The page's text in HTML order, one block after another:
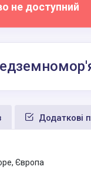
не доступний
Додаткові
Європа